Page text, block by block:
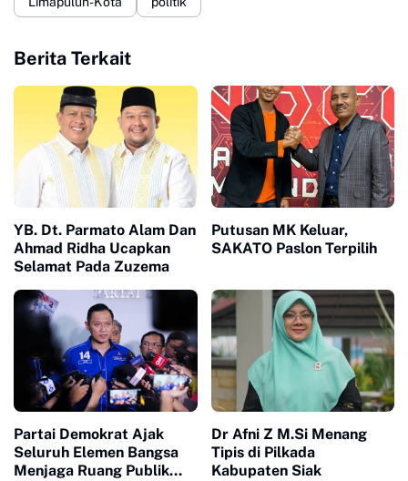
Berita Terkait
YB. Dt. Parmato Alam Dan
Ahmad Ridha Ucapkan
Selamat Pada Zuzema
Putusan MK Keluar,
SAKATO Paslon Terpilih
Partai Demokrat Ajak
Seluruh Elemen Bangsa
Menjaga Ruang Publik
Dr Afni Z M.Si Menang
Tipis di Pilkada
Kabupaten Siak